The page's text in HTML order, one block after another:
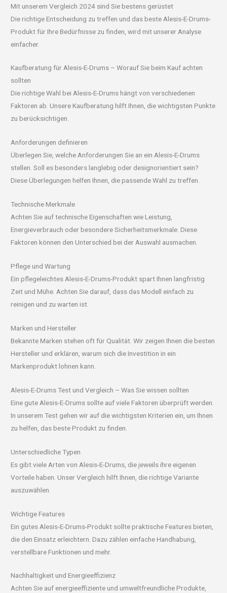
Mit unserem Vergleich 2024 sind Sie bestens gerüstet
Die richtige Entscheidung zu treffen und das beste Alesis-E-Drums-
Produkt für Ihre Bedürfnisse zu finden, wird mit unserer Analyse
einfacher.
Kaufberatung für Alesis-E-Drums – Worauf Sie beim Kauf achten
sollten
Die richtige Wahl bei Alesis-E-Drums hängt von verschiedenen
Faktoren ab. Unsere Kaufberatung hilft Ihnen, die wichtigsten Punkte
zu berücksichtigen.
Anforderungen definieren
Überlegen Sie, welche Anforderungen Sie an ein Alesis-E-Drums
stellen. Soll es besonders langlebig oder designorientiert sein?
Diese Überlegungen helfen Ihnen, die passende Wahl zu treffen.
Technische Merkmale
Achten Sie auf technische Eigenschaften wie Leistung,
Energieverbrauch oder besondere Sicherheitsmerkmale. Diese
Faktoren können den Unterschied bei der Auswahl ausmachen.
Pflege und Wartung
Ein pflegeleichtes Alesis-E-Drums-Produkt spart Ihnen langfristig
Zeit und Mühe. Achten Sie darauf, dass das Modell einfach zu
reinigen und zu warten ist.
Marken und Hersteller
Bekannte Marken stehen oft für Qualität. Wir zeigen Ihnen die besten
Hersteller und erklären, warum sich die Investition in ein
Markenprodukt lohnen kann.
Alesis-E-Drums Test und Vergleich – Was Sie wissen sollten
Eine gute Alesis-E-Drums sollte auf viele Faktoren überprüft werden.
In unserem Test gehen wir auf die wichtigsten Kriterien ein, um Ihnen
zu helfen, das beste Produkt zu finden.
Unterschiedliche Typen
Es gibt viele Arten von Alesis-E-Drums, die jeweils ihre eigenen
Vorteile haben. Unser Vergleich hilft Ihnen, die richtige Variante
auszuwählen.
Wichtige Features
Ein gutes Alesis-E-Drums-Produkt sollte praktische Features bieten,
die den Einsatz erleichtern. Dazu zählen einfache Handhabung,
verstellbare Funktionen und mehr.
Nachhaltigkeit und Energieeffizienz
Achten Sie auf energieeffiziente und umweltfreundliche Produkte,